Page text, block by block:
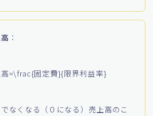
：
=\frac{固定費}{限界利益率}
なくなる（０になる）売上高のこ